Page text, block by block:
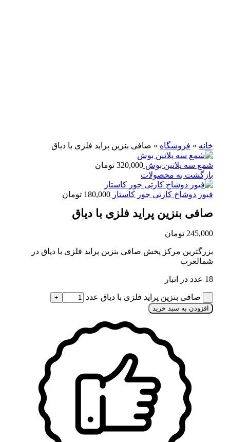
خانه » فروشگاه » صافی بنزین پراید فلزی با دیاق
شمع سه پلاتین بوش 320,000 تومان
بازگشت به محصولات
فیوز دوشاخ کارتی جور کاستار 180,000 تومان
صافی بنزین پراید فلزی با دیاق
245,000 تومان
بزرگترین مرکز پخش صافی بنزین پراید فلزی با دیاق در
شمالغرب
18 عدد در انبار
صافی بنزین پراید فلزی با دیاق عدد
افزودن به سبد خرید